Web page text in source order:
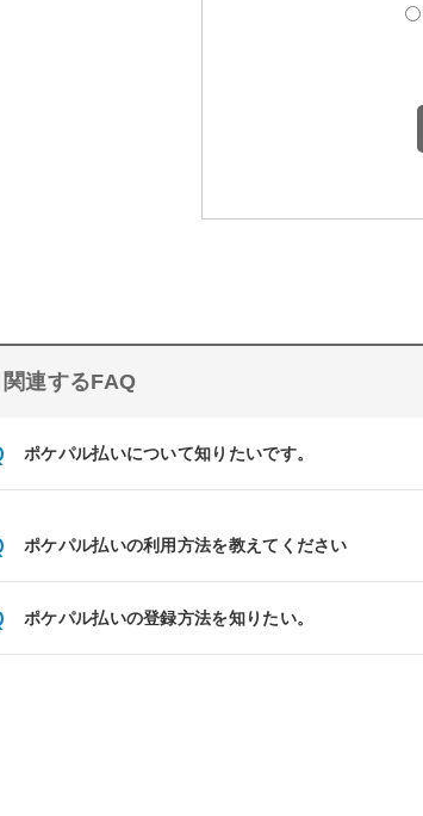
関連するFAQ
ポケパル払いについて知りたいです。
ポケパル払いの利用方法を教えてください
ポケパル払いの登録方法を知りたい。